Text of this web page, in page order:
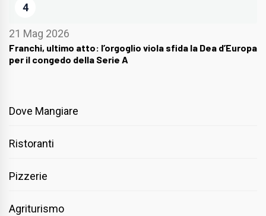
4
21 Mag 2026
Franchi, ultimo atto: l’orgoglio viola sfida la Dea d’Europa
per il congedo della Serie A
Dove Mangiare
Ristoranti
Pizzerie
Agriturismo